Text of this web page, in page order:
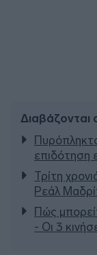
Διαβάζονται
επιδότηση
Τρίτη
Ρεάλ
Πώς
- Οι 3